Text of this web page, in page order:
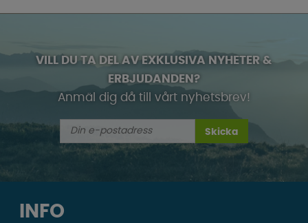
VILL DU TA DEL AV EXKLUSIVA NYHETER &
ERBJUDANDEN?
Anmäl dig då till vårt nyhetsbrev!
Skicka
INFO